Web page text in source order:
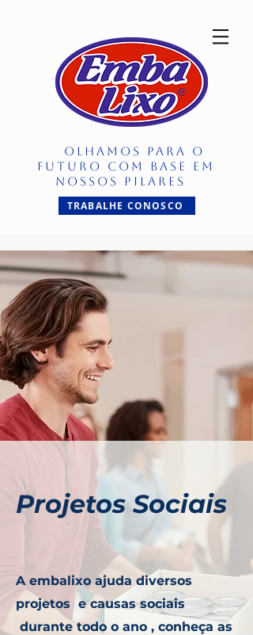
OLHAMOS PARA O
FUTURO COM BASE EM
NOSSOS PILARES
TRABALHE CONOSCO
Projetos Sociais
A embalixo ajuda diversos
projetos e causas sociais
durante todo o ano , conheça as